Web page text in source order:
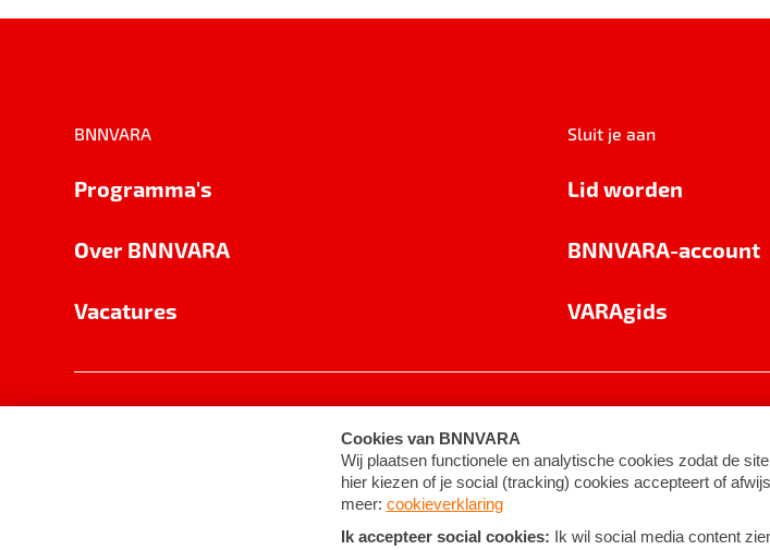
BNNVARA
Programma's
Over BNNVARA
Vacatures
Sluit je aan
Lid worden
BNNVARA-account
VARAgids
Cookie-instellingen Algemene voorwaarden ©2026BNNVARA